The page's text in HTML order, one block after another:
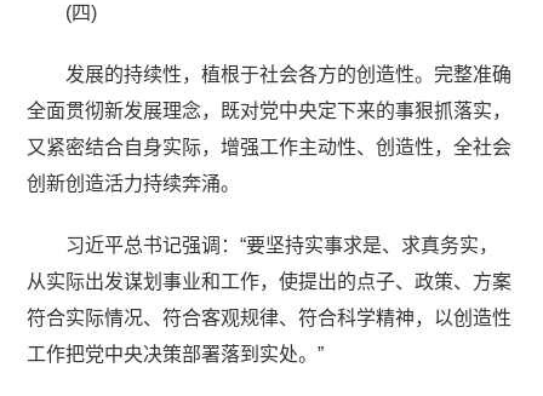
(四)
发展的持续性，植根于社会各方的创造性。完整准确
全面贯彻新发展理念，既对党中央定下来的事狠抓落实，
又紧密结合自身实际，增强工作主动性、创造性，全社会
创新创造活力持续奔涌。
习近平总书记强调：“要坚持实事求是、求真务实，
从实际出发谋划事业和工作，使提出的点子、政策、方案
符合实际情况、符合客观规律、符合科学精神，以创造性
工作把党中央决策部署落到实处。”